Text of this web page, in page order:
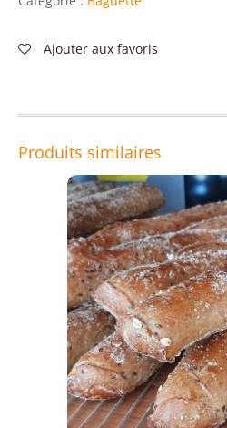
Ajouter aux favoris
Produits similaires